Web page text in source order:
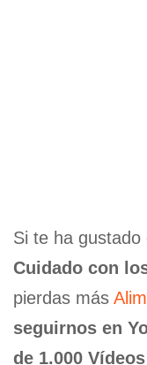
Si te ha gustado
Cuidado con
pierdas más
seguirnos en
de 1.000